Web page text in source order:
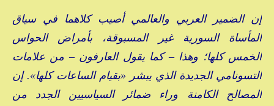
إن الضمير العربي والعالمي أصيب كلاهما في سياق
المأساة السورية غير المسبوقة، بأمراض الحواس
الخمس كلها؛ وهذا – كما يقول العارفون – من علامات
التسونامي الجديدة الذي يبشر «بقيام الساعات كلها». إن
المصالح الكامنة وراء ضمائر السياسيين الجدد من